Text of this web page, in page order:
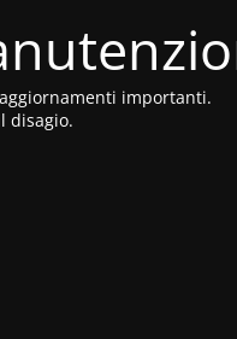
importanti.
disagio.